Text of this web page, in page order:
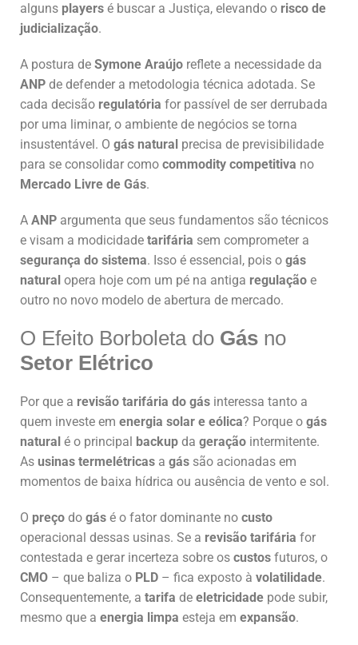
alguns players é buscar a Justiça, elevando o risco de
judicialização.
A postura de Symone Araújo reflete a necessidade da
ANP de defender a metodologia técnica adotada. Se
cada decisão regulatória for passível de ser derrubada
por uma liminar, o ambiente de negócios se torna
insustentável. O gás natural precisa de previsibilidade
para se consolidar como commodity competitiva no
Mercado Livre de Gás.
A ANP argumenta que seus fundamentos são técnicos
e visam a modicidade tarifária sem comprometer a
segurança do sistema. Isso é essencial, pois o gás
natural opera hoje com um pé na antiga regulação e
outro no novo modelo de abertura de mercado.
O Efeito Borboleta do Gás no
Setor Elétrico
Por que a revisão tarifária do gás interessa tanto a
quem investe em energia solar e eólica? Porque o gás
natural é o principal backup da geração intermitente.
As usinas termelétricas a gás são acionadas em
momentos de baixa hídrica ou ausência de vento e sol.
O preço do gás é o fator dominante no custo
operacional dessas usinas. Se a revisão tarifária for
contestada e gerar incerteza sobre os custos futuros, o
CMO – que baliza o PLD – fica exposto à volatilidade.
Consequentemente, a tarifa de eletricidade pode subir,
mesmo que a energia limpa esteja em expansão.